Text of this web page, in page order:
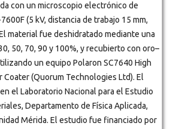
con un microscopio electrónico de
(5 kV, distancia de trabajo 15 mm,
material fue deshidratado mediante una
50, 70, 90 y 100%, y recubierto con oro–
un equipo Polaron SC7640 High
(Quorum Technologies Ltd). El
el Laboratorio Nacional para el Estudio
Departamento de Física Aplicada,
Mérida. El estudio fue financiado por